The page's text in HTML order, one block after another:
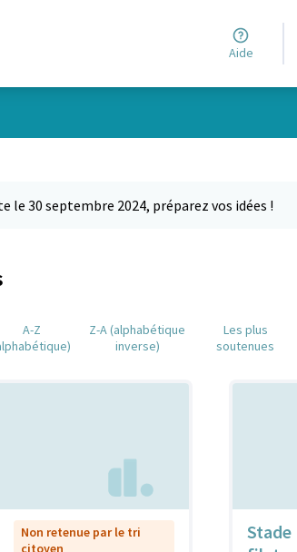
Aide
le 30 septembre 2024, préparez vos idées !
A-Z
Z-A (alphabétique
inverse)
Les plus
soutenues
Non retenue par le tri
citoyen
Stade